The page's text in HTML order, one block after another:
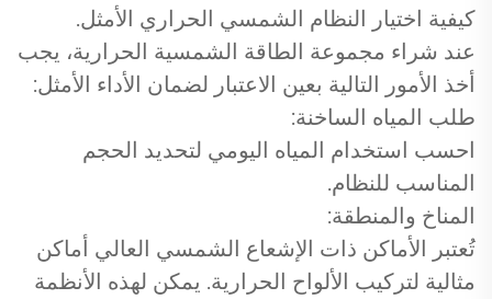
كيفية اختيار النظام الشمسي الحراري الأمثل.
عند شراء مجموعة الطاقة الشمسية الحرارية، يجب
أخذ الأمور التالية بعين الاعتبار لضمان الأداء الأمثل:
طلب المياه الساخنة:
احسب استخدام المياه اليومي لتحديد الحجم
المناسب للنظام.
المناخ والمنطقة:
تُعتبر الأماكن ذات الإشعاع الشمسي العالي أماكن
مثالية لتركيب الألواح الحرارية. يمكن لهذه الأنظمة